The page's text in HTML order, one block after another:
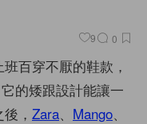
9 0
百穿不厭的鞋款，
的矮跟設計能讓一
， Zara Mango